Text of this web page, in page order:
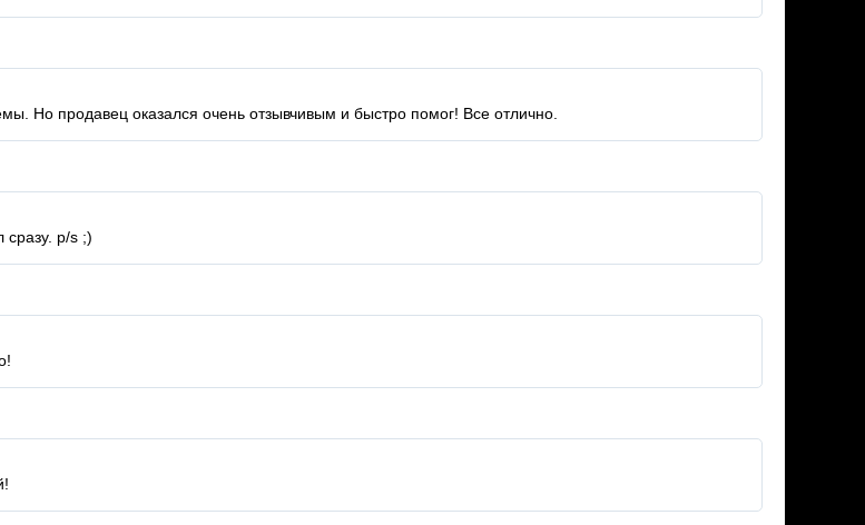
Но продавец оказался очень отзывчивым и быстро помог! Все отлично.
сразу. p/s ;)